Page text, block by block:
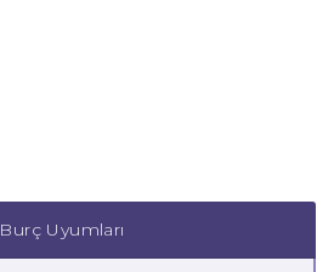
Burç Uyumları